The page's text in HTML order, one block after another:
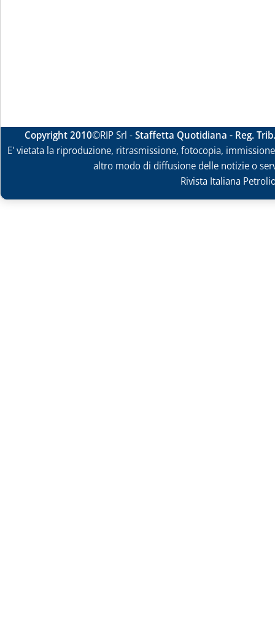
Copyright 2010©RIP Srl -Staffetta Quotidiana - Reg.
E' vietata la riproduzione, ritrasmissione, fotocopia,
altro modo di diffusione delle notizie o
Rivista Italiana